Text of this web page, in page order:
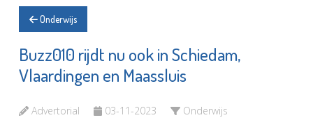
Onderwijs
Buzz010 rijdt nu ook in Schiedam,
Vlaardingen en Maassluis
Advertorial 03-11-2023 Onderwijs